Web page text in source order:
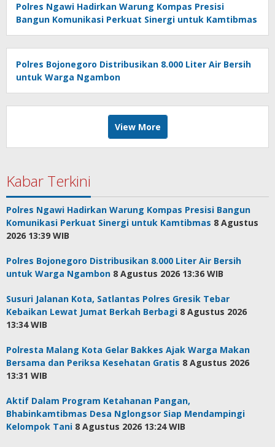
Polres Ngawi Hadirkan Warung Kompas Presisi
Bangun Komunikasi Perkuat Sinergi untuk Kamtibmas
Polres Bojonegoro Distribusikan 8.000 Liter Air Bersih
untuk Warga Ngambon
View More
Kabar Terkini
Polres Ngawi Hadirkan Warung Kompas Presisi Bangun
Komunikasi Perkuat Sinergi untuk Kamtibmas 8 Agustus
2026 13:39 WIB
Polres Bojonegoro Distribusikan 8.000 Liter Air Bersih
untuk Warga Ngambon 8 Agustus 2026 13:36 WIB
Susuri Jalanan Kota, Satlantas Polres Gresik Tebar
Kebaikan Lewat Jumat Berkah Berbagi 8 Agustus 2026
13:34 WIB
Polresta Malang Kota Gelar Bakkes Ajak Warga Makan
Bersama dan Periksa Kesehatan Gratis 8 Agustus 2026
13:31 WIB
Aktif Dalam Program Ketahanan Pangan,
Bhabinkamtibmas Desa Nglongsor Siap Mendampingi
Kelompok Tani 8 Agustus 2026 13:24 WIB